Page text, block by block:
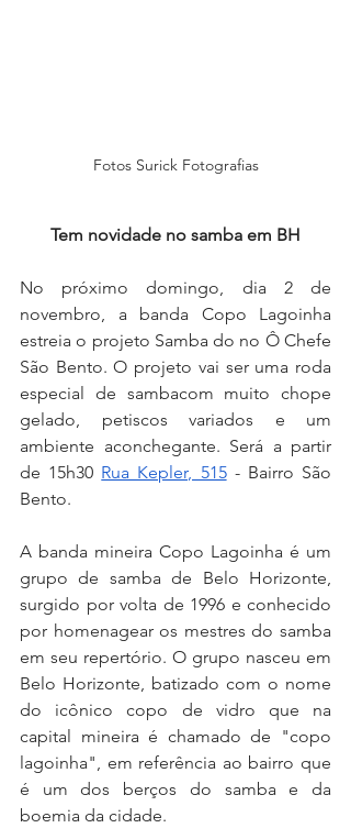
Fotos Surick Fotografias
Tem novidade no samba em BH
No próximo domingo, dia 2 de
novembro, a banda Copo Lagoinha
estreia o projeto Samba do no Ô Chefe
São Bento. O projeto vai ser uma roda
especial de sambacom muito chope
gelado, petiscos variados e um
ambiente aconchegante. Será a partir
de 15h30 Rua Kepler, 515 - Bairro São
Bento.
A banda mineira Copo Lagoinha é um
grupo de samba de Belo Horizonte,
surgido por volta de 1996 e conhecido
por homenagear os mestres do samba
em seu repertório. O grupo nasceu em
Belo Horizonte, batizado com o nome
do icônico copo de vidro que na
capital mineira é chamado de "copo
lagoinha", em referência ao bairro que
é um dos berços do samba e da
boemia da cidade.